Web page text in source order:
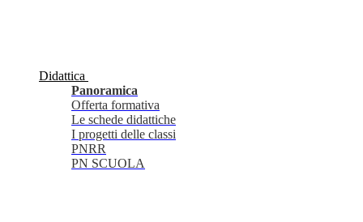
Didattica
Panoramica
Offerta formativa
Le schede didattiche
I progetti delle classi
PNRR
PN SCUOLA